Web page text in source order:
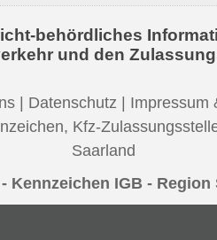
behördliches
und den
| Datenschutz | Impressum
, Kfz-
Saarland
Kennzeichen IGB -